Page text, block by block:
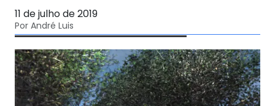
11 de julho de 2019
Por André Luis